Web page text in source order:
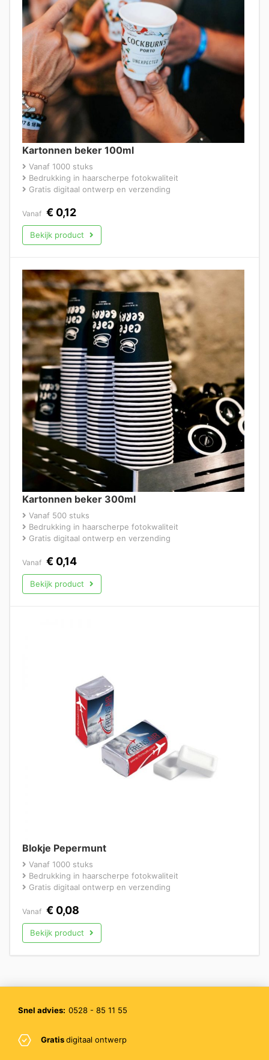
Kartonnen beker 100ml
Vanaf 1000 stuks
Bedrukking in haarscherpe fotokwaliteit
Gratis digitaal ontwerp en verzending
Vanaf € 0,12
Bekijk product
Kartonnen beker 300ml
Vanaf 500 stuks
Bedrukking in haarscherpe fotokwaliteit
Gratis digitaal ontwerp en verzending
Vanaf € 0,14
Bekijk product
Blokje Pepermunt
Vanaf 1000 stuks
Bedrukking in haarscherpe fotokwaliteit
Gratis digitaal ontwerp en verzending
Vanaf € 0,08
Bekijk product
Snel advies: 0528 - 85 11 55
Gratisdigitaal ontwerp